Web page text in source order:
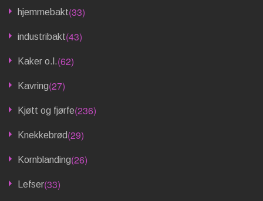
hjemmebakt(33)
industribakt(43)
Kaker o.l.(62)
Kavring(27)
Kjøtt og fjørfe(236)
Knekkebrød(29)
Kornblanding(26)
Lefser(33)